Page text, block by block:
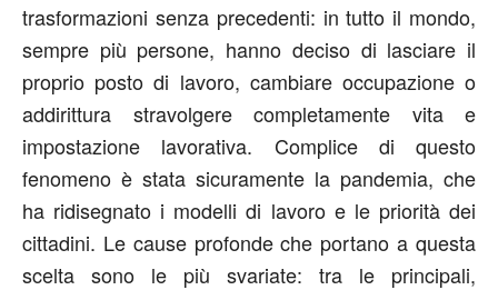
trasformazioni senza precedenti: in tutto il mondo,
sempre più persone, hanno deciso di lasciare il
proprio posto di lavoro, cambiare occupazione o
addirittura stravolgere completamente vita e
impostazione lavorativa. Complice di questo
fenomeno è stata sicuramente la pandemia, che
ha ridisegnato i modelli di lavoro e le priorità dei
cittadini. Le cause profonde che portano a questa
scelta sono le più svariate: tra le principali,